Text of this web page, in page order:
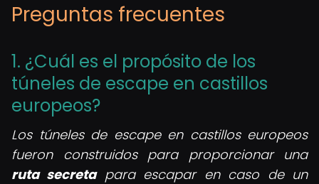
Preguntas frecuentes
1. ¿Cuál es el propósito de los
túneles de escape en castillos
europeos?
Los túneles de escape en castillos europeos
fueron construidos para proporcionar una
ruta secretapara escapar en caso de un